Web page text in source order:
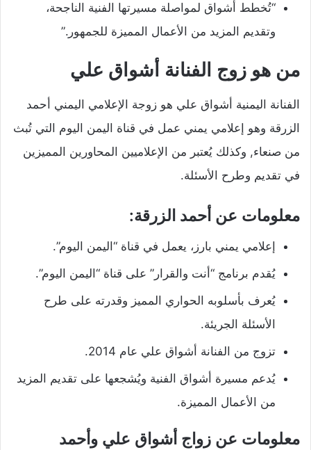
“تُخطط أشواق لمواصلة مسيرتها الفنية الناجحة،
وتقديم المزيد من الأعمال المميزة للجمهور.”
من هو زوج الفنانة أشواق علي
الفنانة اليمنية أشواق علي هو زوجة الإعلامي اليمني أحمد
الزرقة وهو إعلامي يمني عمل في قناة اليمن اليوم التي تُبث
من صنعاء, وكذلك يُعتبر من الإعلاميين المحاورين المميزين
في تقديم وطرح الأسئلة.
معلومات عن أحمد الزرقة:
إعلامي يمني بارز، يعمل في قناة “اليمن اليوم”.
يُقدم برنامج “أنت والقرار” على قناة “اليمن اليوم”.
يُعرف بأسلوبه الحواري المميز وقدرته على طرح
الأسئلة الجريئة.
تزوج من الفنانة أشواق علي عام 2014.
يُدعم مسيرة أشواق الفنية ويُشجعها على تقديم المزيد
من الأعمال المميزة.
معلومات عن زواج أشواق علي وأحمد